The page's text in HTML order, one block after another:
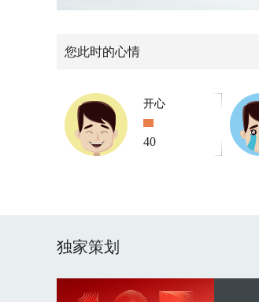
您此时的心情
开心
40
独家策划